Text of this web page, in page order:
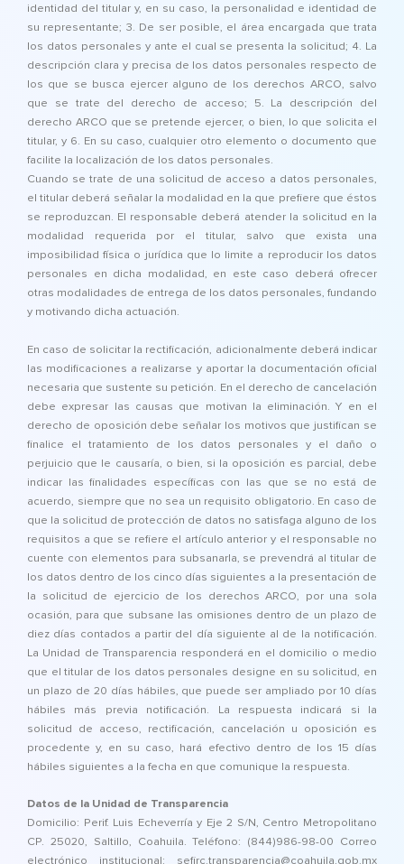
identidad del titular y, en su caso, la personalidad e identidad de
su representante; 3. De ser posible, el área encargada que trata
los datos personales y ante el cual se presenta la solicitud; 4. La
descripción clara y precisa de los datos personales respecto de
los que se busca ejercer alguno de los derechos ARCO, salvo
que se trate del derecho de acceso; 5. La descripción del
derecho ARCO que se pretende ejercer, o bien, lo que solicita el
titular, y 6. En su caso, cualquier otro elemento o documento que
facilite la localización de los datos personales.
Cuando se trate de una solicitud de acceso a datos personales,
el titular deberá señalar la modalidad en la que prefiere que éstos
se reproduzcan. El responsable deberá atender la solicitud en la
modalidad requerida por el titular, salvo que exista una
imposibilidad física o jurídica que lo limite a reproducir los datos
personales en dicha modalidad, en este caso deberá ofrecer
otras modalidades de entrega de los datos personales, fundando
y motivando dicha actuación.
En caso de solicitar la rectificación, adicionalmente deberá indicar
las modificaciones a realizarse y aportar la documentación oficial
necesaria que sustente su petición. En el derecho de cancelación
debe expresar las causas que motivan la eliminación. Y en el
derecho de oposición debe señalar los motivos que justifican se
finalice el tratamiento de los datos personales y el daño o
perjuicio que le causaría, o bien, si la oposición es parcial, debe
indicar las finalidades específicas con las que se no está de
acuerdo, siempre que no sea un requisito obligatorio. En caso de
que la solicitud de protección de datos no satisfaga alguno de los
requisitos a que se refiere el artículo anterior y el responsable no
cuente con elementos para subsanarla, se prevendrá al titular de
los datos dentro de los cinco días siguientes a la presentación de
la solicitud de ejercicio de los derechos ARCO, por una sola
ocasión, para que subsane las omisiones dentro de un plazo de
diez días contados a partir del día siguiente al de la notificación.
La Unidad de Transparencia responderá en el domicilio o medio
que el titular de los datos personales designe en su solicitud, en
un plazo de 20 días hábiles, que puede ser ampliado por 10 días
hábiles más previa notificación. La respuesta indicará si la
solicitud de acceso, rectificación, cancelación u oposición es
procedente y, en su caso, hará efectivo dentro de los 15 días
hábiles siguientes a la fecha en que comunique la respuesta.
Datos de la Unidad de Transparencia
Domicilio: Perif. Luis Echeverría y Eje 2 S/N, Centro Metropolitano
CP. 25020, Saltillo, Coahuila. Teléfono: (844)986-98-00 Correo
electrónico institucional: sefirc.transparencia@coahuila.gob.mx